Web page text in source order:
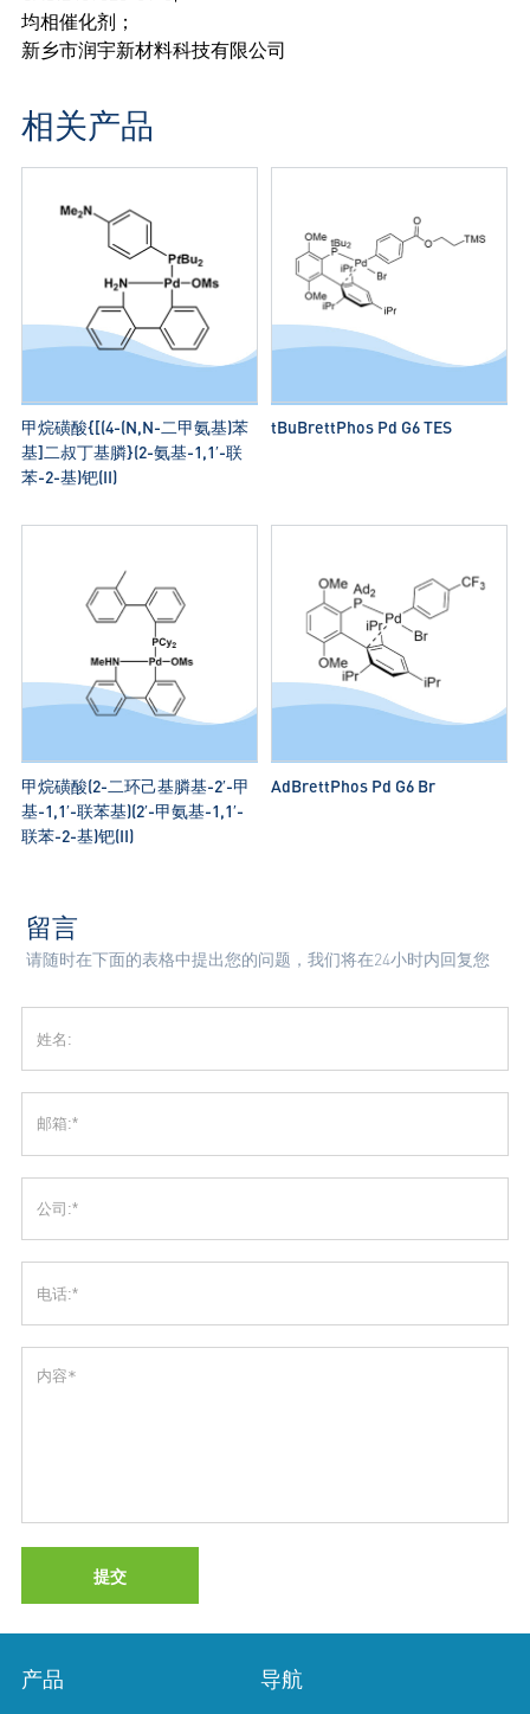
均相催化剂；
新乡市润宇新材料科技有限公司
相关产品
甲烷磺酸{[(4-(N,N-二甲氨基)苯
基]二叔丁基膦}(2-氨基-1,1′-联
苯-2-基)钯(II)
tBuBrettPhos Pd G6 TES
甲烷磺酸(2-二环己基膦基-2′-甲
基-1,1′-联苯基)(2′-甲氨基-1,1′-
联苯-2-基)钯(II)
AdBrettPhos Pd G6 Br
留言
请随时在下面的表格中提出您的问题，我们将在24小时内回复您
提交
产品 导航